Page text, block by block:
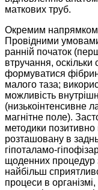
маткових труб.
Окремим напрямком
Провідними умовами
ранній початок
втручання,
формуватися
малого таза;
можливість
(низькоінтенсивне
магнітне поле).
методики
розташовану в
гіпоталамо-
щоденних процедур
найбільш
процеси в